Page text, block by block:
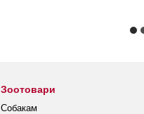
Зоотовари
Собакам